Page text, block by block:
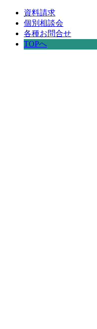
資料請求
個別相談会
各種お問合せ
TOPへ